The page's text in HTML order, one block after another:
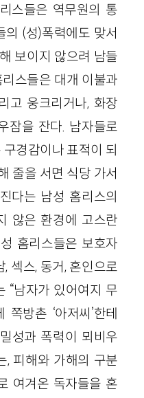
스들은 역무원의 통
(성)폭력에도 맞서
보이지 않으려 남들
리스들은 대개 이불과
고 웅크리거나, 화장
잠을 잔다. 남자들로
경감이나 표적이 되
줄을 서면 식당 가서
다는 남성 홈리스의
않은 환경에 고스란
홈리스들은 보호자
섹스, 동거, 혼인으로
“남자가 있어여지 무
방촌 ‘아저씨’한테
성과 폭력이 뫼비우
, 피해와 가해의 구분
여겨온 독자들을 혼